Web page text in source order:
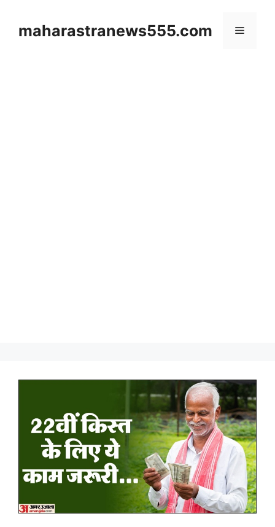
contentmaharastranews555.com Menu